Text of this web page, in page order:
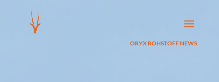
ORYX ROHSTOFF NEWS